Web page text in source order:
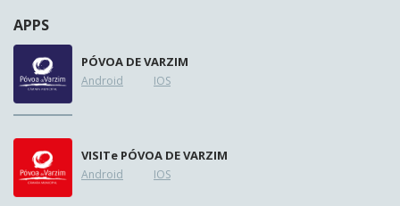
APPS
PÓVOA DE VARZIM
Android IOS
VISITe PÓVOA DE VARZIM
Android IOS